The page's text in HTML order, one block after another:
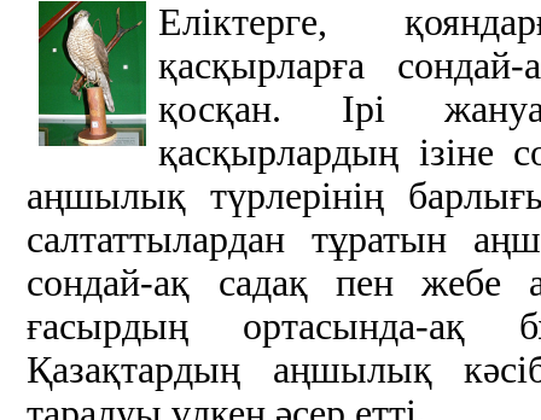
Еліктерге,
қасқырларға
қосқан. Ірі
қасқырлардың ізіне
аңшылық түрлерінің
салтаттылардан тұратын
сондай-ақ садақ пен
ғасырдың ортасында-
Қазақтардың аңшылық